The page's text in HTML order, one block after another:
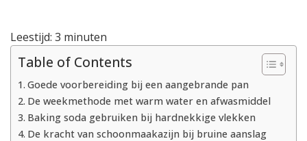
een
blinkende
pan
Leestijd: 3 minuten
Table of Contents
Goede voorbereiding bij een aangebrande pan
De weekmethode met warm water en afwasmiddel
Baking soda gebruiken bij hardnekkige vlekken
De kracht van schoonmaakazijn bij bruine aanslag